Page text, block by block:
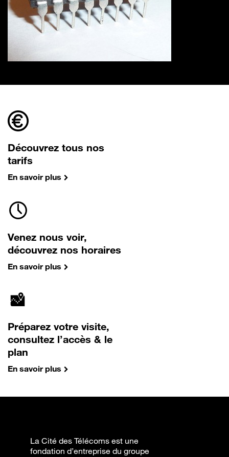
Découvrez tous nos
tarifs
En savoir plus
Venez nous voir,
découvrez nos horaires
En savoir plus
Préparez votre visite,
consultez l’accès & le
plan
En savoir plus
La Cité des Télécoms est une
fondation d’entreprise du groupe